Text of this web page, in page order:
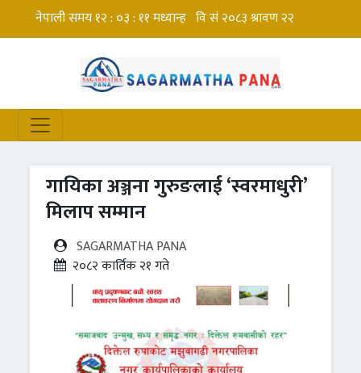
गायिका अञ्जना गुरुङलाई ‘स्वरमाधुरी’
मिलाप सम्मान
SAGARMATHA PANA
२०८२ कार्तिक २१ गते